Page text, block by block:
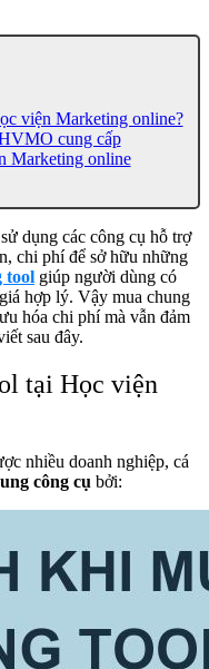
viện Marketing online?
cung cấp
Marketing online
dụng các công cụ hỗ trợ
chi phí để sở hữu những
tool giúp người dùng có
hợp lý. Vậy mua chung
hóa chi phí mà vẫn đảm
sau đây.
tại Học viện
nhiều doanh nghiệp, cá
công cụ bởi: